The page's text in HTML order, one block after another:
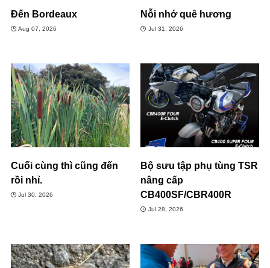
Đến Bordeaux
Aug 07, 2026
Nỗi nhớ quê hương
Jul 31, 2026
Cuối cùng thì cũng đến
rồi nhỉ.
Jul 30, 2026
Bộ sưu tập phụ tùng TSR
nâng cấp
CB400SF/CBR400R
Jul 28, 2026